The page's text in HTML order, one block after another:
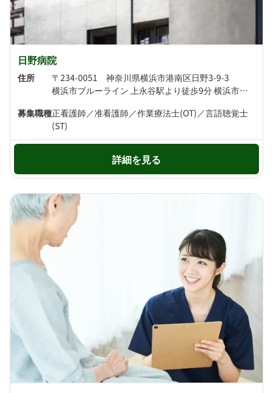
日野病院
住所
〒234-0051 神奈川県横浜市港南区日野3-9-3
横浜市ブルーライン 上永谷駅より徒歩9分 横浜市ブルーライン 港南中央駅より徒歩13分
募集職種正看護師／准看護師／作業療法士(OT)／言語聴覚士
(ST)
詳細を見る